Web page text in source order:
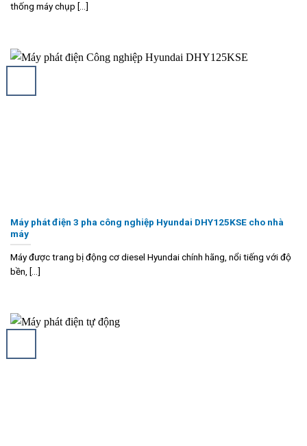
thống máy chụp [...]
Máy phát điện 3 pha công nghiệp Hyundai DHY125KSE cho nhà
máy
Máy được trang bị động cơ diesel Hyundai chính hãng, nổi tiếng với độ
bền, [...]